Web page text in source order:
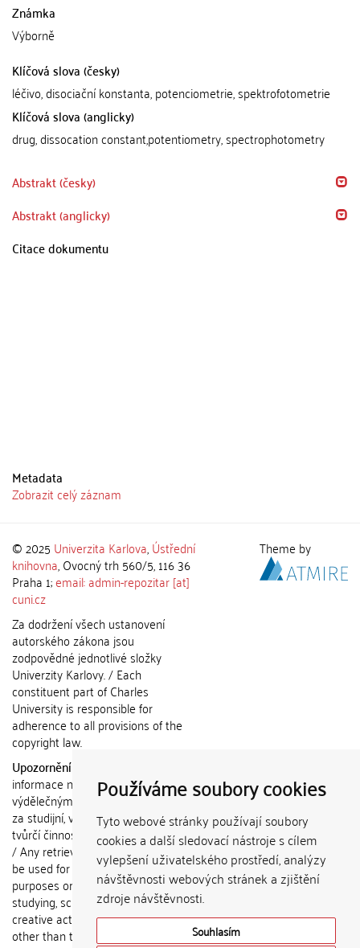
Používáme soubory cookies
Tyto webové stránky používají soubory
cookies a další sledovací nástroje s cílem
vylepšení uživatelského prostředí, analýzy
návštěvnosti webových stránek a zjištění
zdroje návštěvnosti.
Souhlasím
Známka
Výborně
Klíčová slova (česky)
léčivo, disociační konstanta, potenciometrie, spektrofotometrie
Klíčová slova (anglicky)
drug, dissocation constant,potentiometry, spectrophotometry
Abstrakt (česky)
Abstrakt (anglicky)
Citace dokumentu
Metadata
Zobrazit celý záznam
© 2025 Univerzita Karlova,Ústřední
knihovna, Ovocný trh 560/5, 116 36
Praha 1;email: admin-repozitar [at]
cuni.cz
Za dodržení všech ustanovení
autorského zákona jsou
zodpovědné jednotlivé složky
Univerzity Karlovy. / Each
constituent part of Charles
University is responsible for
adherence to all provisions of the
copyright law.
Upozornění / Notice:
informace nemohou být použity k
výdělečným účelům nebo vydávány
za studijní, vědeckou nebo jinou
tvůrčí činnost jiné osoby než autora.
/ Any retrieved information shall not
be used for any commercial
purposes or claimed as results of
studying, scientific or any other
creative activities of any person
other than the author.
Theme by